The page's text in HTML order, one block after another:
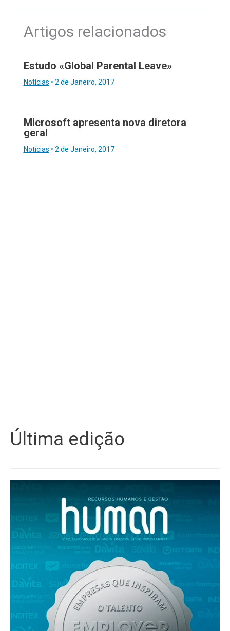
Artigos relacionados
Estudo «Global Parental Leave»
Notícias • 2 de Janeiro, 2017
Microsoft apresenta nova diretora
geral
Notícias • 2 de Janeiro, 2017
Última edição